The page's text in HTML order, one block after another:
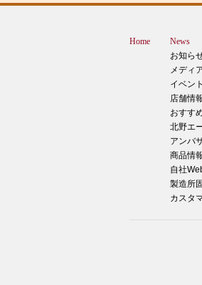
す。 それで
ドオープン
す！今回は
す。 キタノ
ルゲリータ
ザになりま
生地はひと
2024年12月
もっちもち
ータイムを ♪
Home
News
お知ら
メディ
イベン
店舗情
おすす
北野エ
アンバ
商品情
自社
製造所
カスタ